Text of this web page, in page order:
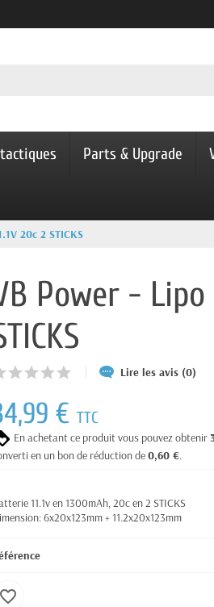
Parts & Upgrade
20c 2 STICKS
Power - Lipo
Lire les avis (0)
€TTC
En achetant ce produit vous pouvez obtenir
en un bon de réduction de0,60 €.
11.1v en 1300mAh, 20c en 2 STICKS
6x20x123mm + 11.2x20x123mm
favorite_border